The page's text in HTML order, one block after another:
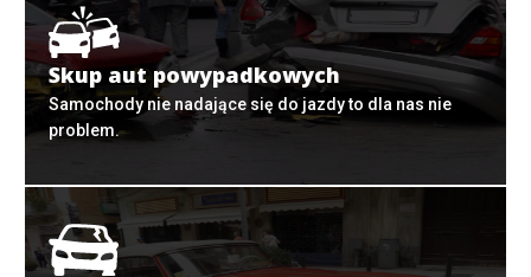
Skup aut powypadkowych
Samochody nie nadające się do jazdy to dla nas nie
problem.